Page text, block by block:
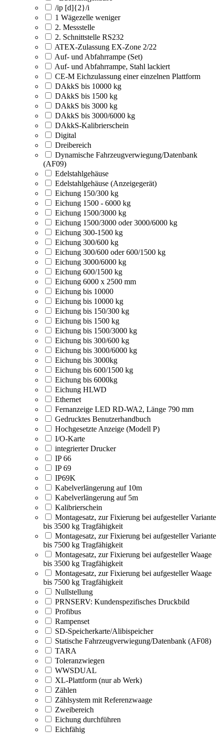
/ip [d]{2}/i
1 Wägezelle weniger
2. Messstelle
2. Schnittstelle RS232
ATEX-Zulassung EX-Zone 2/22
Auf- und Abfahrrampe (Set)
Auf- und Abfahrrampe, Stahl lackiert
CE-M Eichzulassung einer einzelnen Plattform
DAkkS bis 10000 kg
DAkkS bis 1500 kg
DAkkS bis 3000 kg
DAkkS bis 3000/6000 kg
DAkkS-Kalibrierschein
Digital
Dreibereich
Dynamische Fahrzeugverwiegung/Datenbank
(AF09)
Edelstahlgehäuse
Edelstahlgehäuse (Anzeigegerät)
Eichung 150/300 kg
Eichung 1500 - 6000 kg
Eichung 1500/3000 kg
Eichung 1500/3000 oder 3000/6000 kg
Eichung 300-1500 kg
Eichung 300/600 kg
Eichung 300/600 oder 600/1500 kg
Eichung 3000/6000 kg
Eichung 600/1500 kg
Eichung 6000 x 2500 mm
Eichung bis 10000
Eichung bis 10000 kg
Eichung bis 150/300 kg
Eichung bis 1500 kg
Eichung bis 1500/3000 kg
Eichung bis 300/600 kg
Eichung bis 3000/6000 kg
Eichung bis 3000kg
Eichung bis 600/1500 kg
Eichung bis 6000kg
Eichung HLWD
Ethernet
Fernanzeige LED RD-WA2, Länge 790 mm
Gedrucktes Benutzerhandbuch
Hochgesetzte Anzeige (Modell P)
I/O-Karte
integrierter Drucker
IP 66
IP 69
IP69K
Kabelverlängerung auf 10m
Kabelverlängerung auf 5m
Kalibrierschein
Montagesatz, zur Fixierung bei aufgesteller Variante
bis 3500 kg Tragfähigkeit
Montagesatz, zur Fixierung bei aufgesteller Variante
bis 7500 kg Tragfähigkeit
Montagesatz, zur Fixierung bei aufgesteller Waage
bis 3500 kg Tragfähigkeit
Montagesatz, zur Fixierung bei aufgesteller Waage
bis 7500 kg Tragfähigkeit
Nullstellung
PRNSERV: Kundenspezifisches Druckbild
Profibus
Rampenset
SD-Speicherkarte/Alibispeicher
Statische Fahrzeugverwiegung/Datenbank (AF08)
TARA
Toleranzwiegen
WWSDUAL
XL-Plattform (nur ab Werk)
Zählen
Zählsystem mit Referenzwaage
Zweibereich
Eichung durchführen
Eichfähig